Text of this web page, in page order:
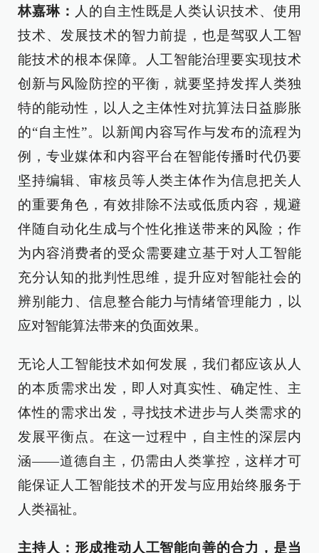
林嘉琳： 人的自主性既是人类认识技术、使用
技术、发展技术的智力前提，也是驾驭人工智
能技术的根本保障。人工智能治理要实现技术
创新与风险防控的平衡，就要坚持发挥人类独
特的能动性，以人之主体性对抗算法日益膨胀
的“自主性”。以新闻内容写作与发布的流程为
例，专业媒体和内容平台在智能传播时代仍要
坚持编辑、审核员等人类主体作为信息把关人
的重要角色，有效排除不法或低质内容，规避
伴随自动化生成与个性化推送带来的风险；作
为内容消费者的受众需要建立基于对人工智能
充分认知的批判性思维，提升应对智能社会的
辨别能力、信息整合能力与情绪管理能力，以
应对智能算法带来的负面效果。
无论人工智能技术如何发展，我们都应该从人
的本质需求出发，即人对真实性、确定性、主
体性的需求出发，寻找技术进步与人类需求的
发展平衡点。在这一过程中，自主性的深层内
涵——道德自主，仍需由人类掌控，这样才可
能保证人工智能技术的开发与应用始终服务于
人类福祉。
主持人：形成推动人工智能向善的合力，是当